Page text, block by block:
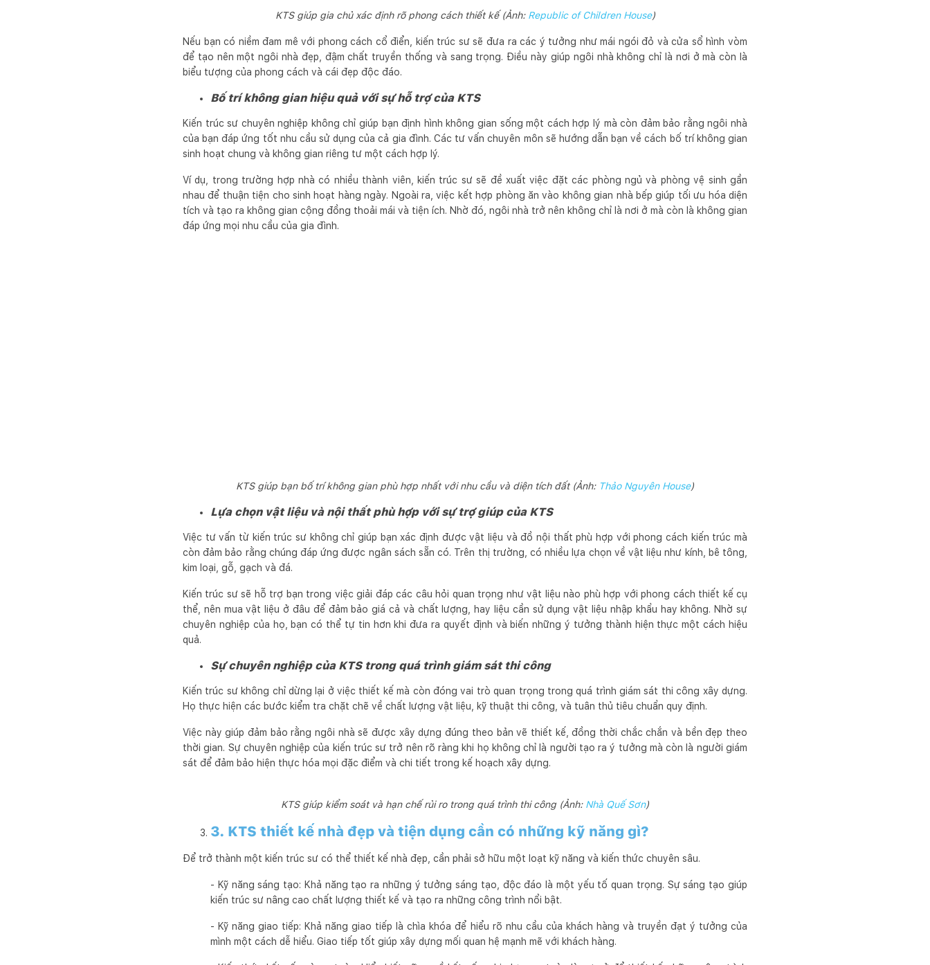
KTS giúp gia chủ xác định rõ phong cách thiết kế (Ảnh: Republic of Children House)
Nếu bạn có niềm đam mê với phong cách cổ điển, kiến trúc sư sẽ đưa ra các ý tưởng như mái ngói đỏ và cửa sổ hình vòm
để tạo nên một ngôi nhà đẹp, đậm chất truyền thống và sang trọng. Điều này giúp ngôi nhà không chỉ là nơi ở mà còn là
biểu tượng của phong cách và cái đẹp độc đáo.
Bố trí không gian hiệu quả với sự hỗ trợ của KTS
Kiến trúc sư chuyên nghiệp không chỉ giúp bạn định hình không gian sống một cách hợp lý mà còn đảm bảo rằng ngôi nhà
của bạn đáp ứng tốt nhu cầu sử dụng của cả gia đình. Các tư vấn chuyên môn sẽ hướng dẫn bạn về cách bố trí không gian
sinh hoạt chung và không gian riêng tư một cách hợp lý.
Ví dụ, trong trường hợp nhà có nhiều thành viên, kiến trúc sư sẽ đề xuất việc đặt các phòng ngủ và phòng vệ sinh gần
nhau để thuận tiện cho sinh hoạt hàng ngày. Ngoài ra, việc kết hợp phòng ăn vào không gian nhà bếp giúp tối ưu hóa diện
tích và tạo ra không gian cộng đồng thoải mái và tiện ích. Nhờ đó, ngôi nhà trở nên không chỉ là nơi ở mà còn là không gian
đáp ứng mọi nhu cầu của gia đình.
KTS giúp bạn bố trí không gian phù hợp nhất với nhu cầu và diện tích đất (Ảnh: Thảo Nguyên House)
Lựa chọn vật liệu và nội thất phù hợp với sự trợ giúp của KTS
Việc tư vấn từ kiến trúc sư không chỉ giúp bạn xác định được vật liệu và đồ nội thất phù hợp với phong cách kiến trúc mà
còn đảm bảo rằng chúng đáp ứng được ngân sách sẵn có. Trên thị trường, có nhiều lựa chọn về vật liệu như kính, bê tông,
kim loại, gỗ, gạch và đá.
Kiến trúc sư sẽ hỗ trợ bạn trong việc giải đáp các câu hỏi quan trọng như vật liệu nào phù hợp với phong cách thiết kế cụ
thể, nên mua vật liệu ở đâu để đảm bảo giá cả và chất lượng, hay liệu cần sử dụng vật liệu nhập khẩu hay không. Nhờ sự
chuyên nghiệp của họ, bạn có thể tự tin hơn khi đưa ra quyết định và biến những ý tưởng thành hiện thực một cách hiệu
quả.
Sự chuyên nghiệp của KTS trong quá trình giám sát thi công
Kiến trúc sư không chỉ dừng lại ở việc thiết kế mà còn đóng vai trò quan trọng trong quá trình giám sát thi công xây dựng.
Họ thực hiện các bước kiểm tra chặt chẽ về chất lượng vật liệu, kỹ thuật thi công, và tuân thủ tiêu chuẩn quy định.
Việc này giúp đảm bảo rằng ngôi nhà sẽ được xây dựng đúng theo bản vẽ thiết kế, đồng thời chắc chắn và bền đẹp theo
thời gian. Sự chuyên nghiệp của kiến trúc sư trở nên rõ ràng khi họ không chỉ là người tạo ra ý tưởng mà còn là người giám
sát để đảm bảo hiện thực hóa mọi đặc điểm và chi tiết trong kế hoạch xây dựng.
KTS giúp kiểm soát và hạn chế rủi ro trong quá trình thi công (Ảnh: Nhà Quế Sơn)
3. KTS thiết kế nhà đẹp và tiện dụng cần có những kỹ năng gì?
Để trở thành một kiến trúc sư có thể thiết kế nhà đẹp, cần phải sở hữu một loạt kỹ năng và kiến thức chuyên sâu.
- Kỹ năng sáng tạo: Khả năng tạo ra những ý tưởng sáng tạo, độc đáo là một yếu tố quan trọng. Sự sáng tạo giúp
kiến trúc sư nâng cao chất lượng thiết kế và tạo ra những công trình nổi bật.
- Kỹ năng giao tiếp: Khả năng giao tiếp là chìa khóa để hiểu rõ nhu cầu của khách hàng và truyền đạt ý tưởng của
mình một cách dễ hiểu. Giao tiếp tốt giúp xây dựng mối quan hệ mạnh mẽ với khách hàng.